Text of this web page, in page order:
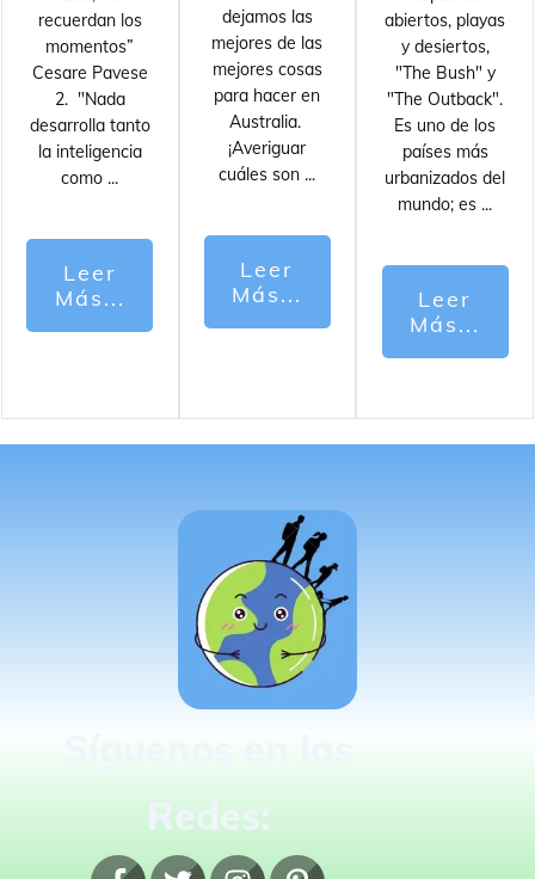
recuerdan los
momentos”
Cesare Pavese
2. "Nada
desarrolla tanto
la inteligencia
como ...
Leer
Más...
dejamos las
mejores de las
mejores cosas
para hacer en
Australia.
¡Averiguar
cuáles son ...
Leer
Más...
abiertos, playas
y desiertos,
"The Bush" y
"The Outback".
Es uno de los
países más
urbanizados del
mundo; es ...
Leer
Más...
Redes: